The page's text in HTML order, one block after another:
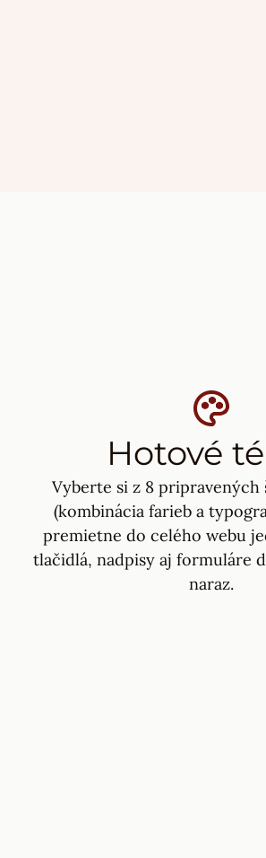
Hotové
Vyberte si z 8
(kombinácia farieb a
premietne do celého webu
tlačidlá, nadpisy aj formuláre
naraz.